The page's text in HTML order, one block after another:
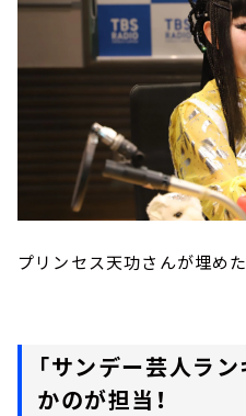
プリンセス天功さんが埋めた
「サンデー芸人ラン
かのが担当！